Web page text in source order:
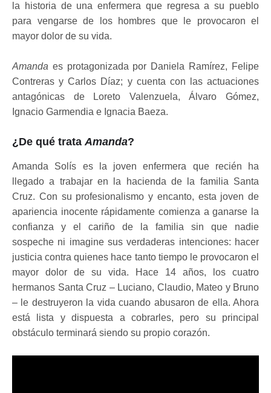
la historia de una enfermera que regresa a su pueblo
para vengarse de los hombres que le provocaron el
mayor dolor de su vida.
Amanda es protagonizada por Daniela Ramírez, Felipe
Contreras y Carlos Díaz; y cuenta con las actuaciones
antagónicas de Loreto Valenzuela, Álvaro Gómez,
Ignacio Garmendia e Ignacia Baeza.
¿De qué trataAmanda?
Amanda Solís es la joven enfermera que recién ha
llegado a trabajar en la hacienda de la familia Santa
Cruz. Con su profesionalismo y encanto, esta joven de
apariencia inocente rápidamente comienza a ganarse la
confianza y el cariño de la familia sin que nadie
sospeche ni imagine sus verdaderas intenciones: hacer
justicia contra quienes hace tanto tiempo le provocaron el
mayor dolor de su vida. Hace 14 años, los cuatro
hermanos Santa Cruz – Luciano, Claudio, Mateo y Bruno
– le destruyeron la vida cuando abusaron de ella. Ahora
está lista y dispuesta a cobrarles, pero su principal
obstáculo terminará siendo su propio corazón.